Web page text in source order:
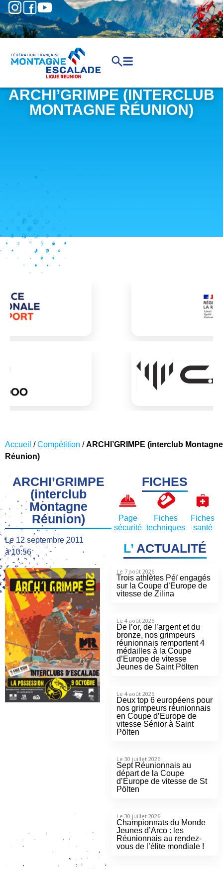
ARCHI’GRIMPE (INTERCLUB
MONTAGNE RÉUNION)
Accueil /Compétition /ARCHI’GRIMPE (interclub Montagne
Réunion)
ARCHI’GRIMPE
(interclub
Montagne
Réunion)
Le 12 septembre 2011
à 10:56
FICHES
Page
sécurité
Fiches
techniques
Fiches
santé
L’ACTUALITÉ
Le 7 août 2026
Trois athlètes Péï engagés
sur la Coupe d’Europe de
vitesse de Zilina
Le 4 août 2026
De l’or, de l’argent et du
bronze, nos grimpeurs
réunionnais remportent 4
médailles à la Coupe
d’Europe de vitesse
Jeunes de Saint Pölten
Le 4 août 2026
Deux top 6 européens pour
nos grimpeurs réunionnais
en Coupe d’Europe de
vitesse Sénior à Saint
Pölten
Le 30 juillet 2026
Sept Réunionnais au
départ de la Coupe
d’Europe de vitesse de St
Pölten
Le 30 juillet 2026
Championnats du Monde
Jeunes d’Arco : les
Réunionnais au rendez-
vous de l’élite mondiale !